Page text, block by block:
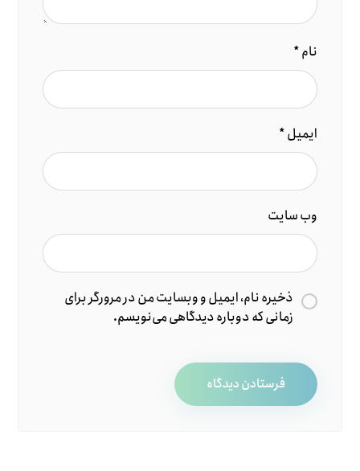
نام*
ایمیل*
وب‌ سایت
ذخیره نام، ایمیل و وبسایت من در مرورگر برای
زمانی که دوباره دیدگاهی می‌نویسم.
فرستادن دیدگاه